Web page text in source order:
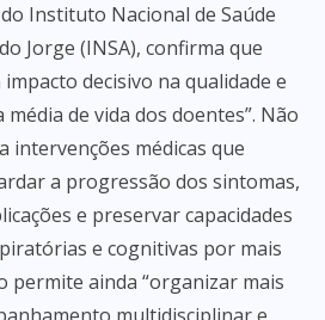
Instituto Nacional de Saúde
Jorge (INSA), confirma que
decisivo na qualidade e
média de vida dos doentes”. Não
intervenções médicas que
a progressão dos sintomas,
e preservar capacidades
e cognitivas por mais
permite ainda “organizar mais